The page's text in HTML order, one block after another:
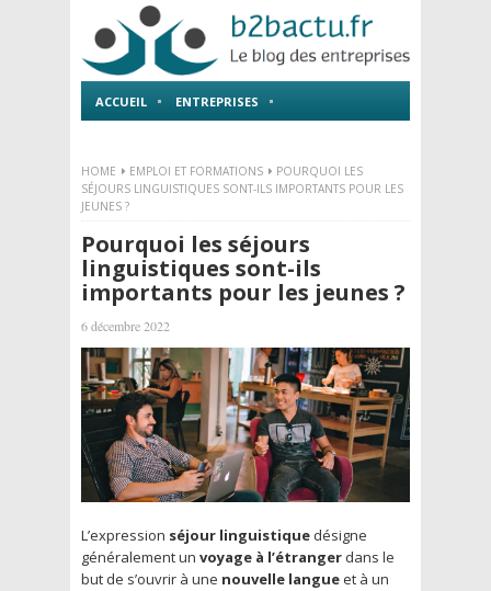
ACCUEIL ENTREPRISES
HOME EMPLOI ET FORMATIONS
POURQUOI LES
SÉJOURS LINGUISTIQUES SONT-ILS IMPORTANTS POUR LES
JEUNES ?
Pourquoi les séjours
linguistiques sont-ils
importants pour les jeunes ?
6 décembre 2022
L’expression séjour linguistique désigne
généralement un voyage à l’étranger dans le
but de s’ouvrir à une nouvelle langueet à un